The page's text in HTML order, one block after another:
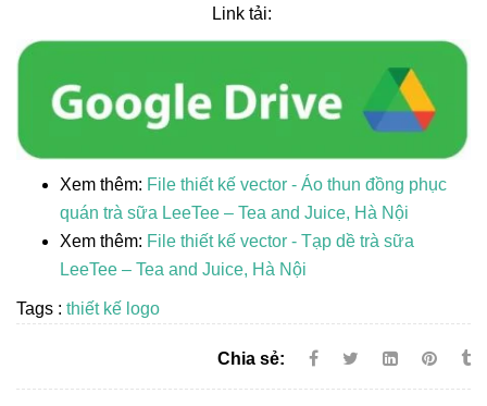
Link tải:
Xem thêm: File thiết kế vector - Áo thun đồng phục
quán trà sữa LeeTee – Tea and Juice, Hà Nội
Xem thêm: File thiết kế vector - Tạp dề trà sữa
LeeTee – Tea and Juice, Hà Nội
Tags : thiết kế logo
Chia sẻ: